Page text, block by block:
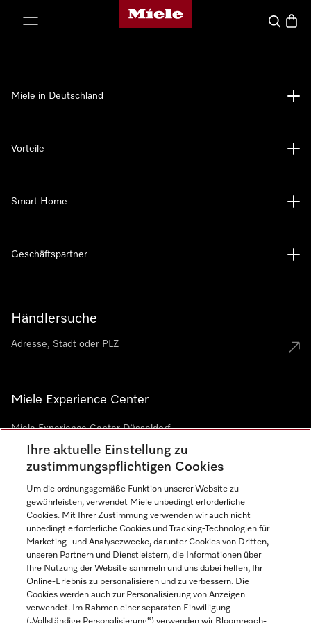
Miele-Homepage
Suche
Händlersuche
Miele Experience Center
Miele Experience Center Düsseldorf
Miele Experience Center Gütersloh
Newsletter
Miele in Deutschland
Vorteile
Smart Home
Geschäftspartner
Ihre aktuelle Einstellung zu
zustimmungspflichtigen Cookies
Um die ordnungsgemäße Funktion unserer Website zu
gewährleisten, verwendet Miele unbedingt erforderliche
Cookies. Mit Ihrer Zustimmung verwenden wir auch nicht
unbedingt erforderliche Cookies und Tracking-Technologien für
Marketing- und Analysezwecke, darunter Cookies von Dritten,
unseren Partnern und Dienstleistern, die Informationen über
Ihre Nutzung der Website sammeln und uns dabei helfen, Ihr
Online-Erlebnis zu personalisieren und zu verbessern. Die
Cookies werden auch zur Personalisierung von Anzeigen
verwendet. Im Rahmen einer separaten Einwilligung